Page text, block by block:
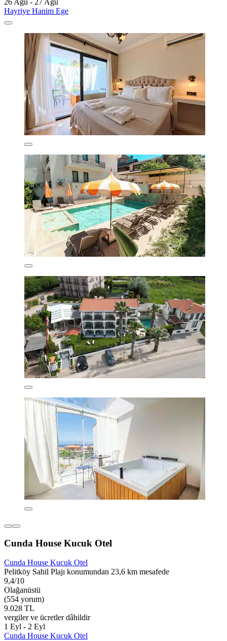
Hayriye Hanim Ege
Cunda House Kucuk Otel
Cunda House Kucuk Otel
Pelitköy Sahil Plajı konumundan 23,6 km mesafede
9,4/10
Olağanüstü
(554 yorum)
9.028 TL
vergiler ve ücretler dâhildir
1 Eyl - 2 Eyl
Cunda House Kucuk Otel